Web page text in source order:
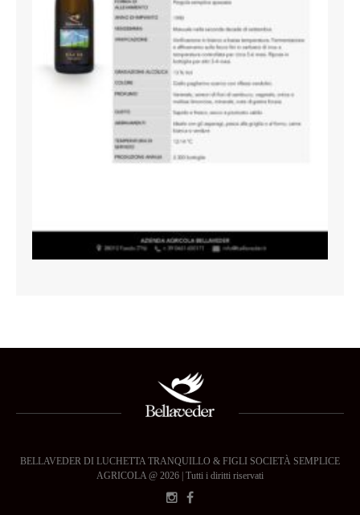
BELLAVEDER DI LUCHETTA TRANQUILLO & FIGLI SOCIETÀ SEMPLICE
AGRICOLA @ 2026 | Tutti i diritti riservati